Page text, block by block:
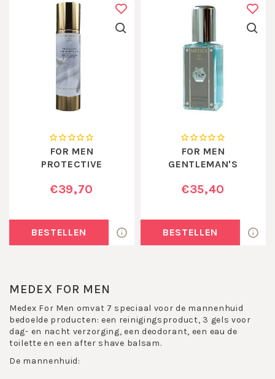
FOR MEN
PROTECTIVE
€39,70
BESTELLEN
FOR MEN
GENTLEMAN'S
€35,40
BESTELLEN
MEDEX FOR MEN
Medex For Men omvat 7 speciaal voor de mannenhuid
bedoelde producten: een reinigingsproduct, 3 gels voor
dag- en nacht verzorging, een deodorant, een eau de
toilette en een after shave balsam.
De mannenhuid: